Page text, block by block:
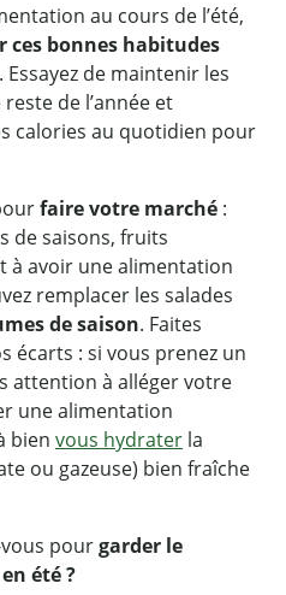
au cours de l’été,
ces bonnes habitudes
. Essayez de maintenir les
de l’année et
calories au quotidien pour
faire votre marché :
de saisons, fruits
avoir une alimentation
remplacer les salades
de saison. Faites
écarts : si vous prenez un
attention à alléger votre
une alimentation
bien vous hydrater la
ou gazeuse) bien fraîche
pourgarder le
été ?